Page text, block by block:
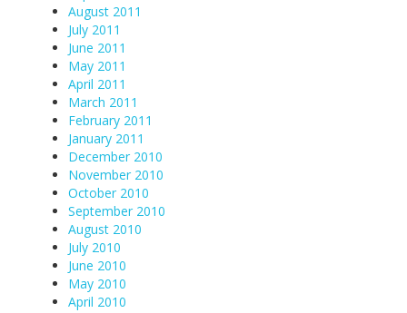
August 2011
July 2011
June 2011
May 2011
April 2011
March 2011
February 2011
January 2011
December 2010
November 2010
October 2010
September 2010
August 2010
July 2010
June 2010
May 2010
April 2010